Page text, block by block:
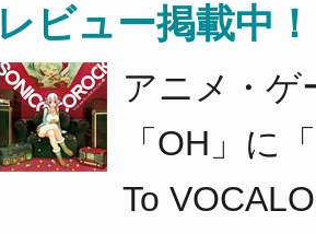
レビュー掲載中！
アニメ・ゲ
「OH」に
To